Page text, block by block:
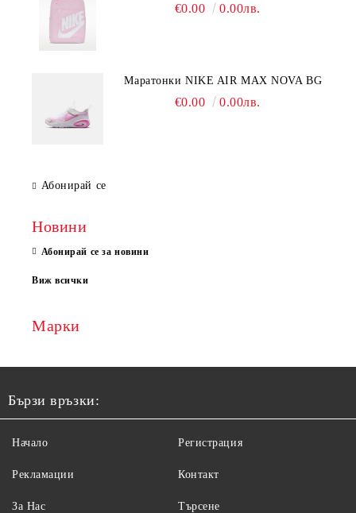
€0.00 0.00лв.
Mаратонки NIKE AIR MAX NOVA BG
€0.00 0.00лв.
Абонирай се
Новини
Абонирай се за новини
Виж всички
Марки
Бързи връзки:
Начало
Рекламации
За Нас
Регистрация
Контакт
Търсене